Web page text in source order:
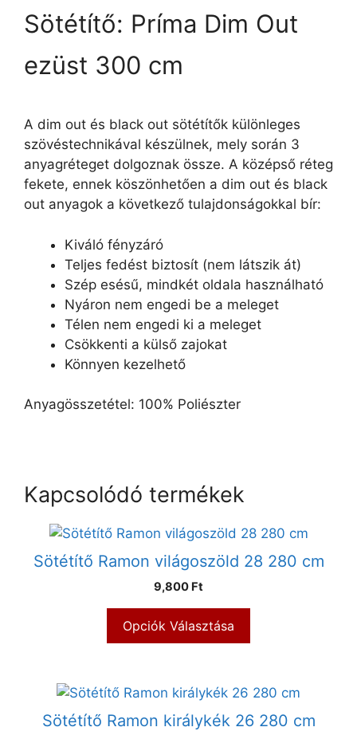
Sötétítő: Príma Dim Out
ezüst 300 cm
A dim out és black out sötétítők különleges
szövéstechnikával készülnek, mely során 3
anyagréteget dolgoznak össze. A középső réteg
fekete, ennek köszönhetően a dim out és black
out anyagok a következő tulajdonságokkal bír:
Kiváló fényzáró
Teljes fedést biztosít (nem látszik át)
Szép esésű, mindkét oldala használható
Nyáron nem engedi be a meleget
Télen nem engedi ki a meleget
Csökkenti a külső zajokat
Könnyen kezelhető
Anyagösszetétel: 100% Poliészter
Kapcsolódó termékek
Sötétítő Ramon világoszöld 28 280 cm
9,800 Ft
Opciók Választása
Sötétítő Ramon királykék 26 280 cm